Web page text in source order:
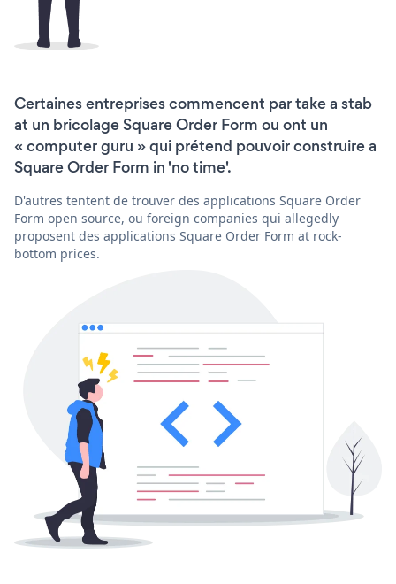
Certaines entreprises commencent par take a stab
at un bricolage Square Order Form ou ont un
« computer guru » qui prétend pouvoir construire a
Square Order Form in 'no time'.
D'autres tentent de trouver des applications Square Order
Form open source, ou foreign companies qui allegedly
proposent des applications Square Order Form at rock-
bottom prices.